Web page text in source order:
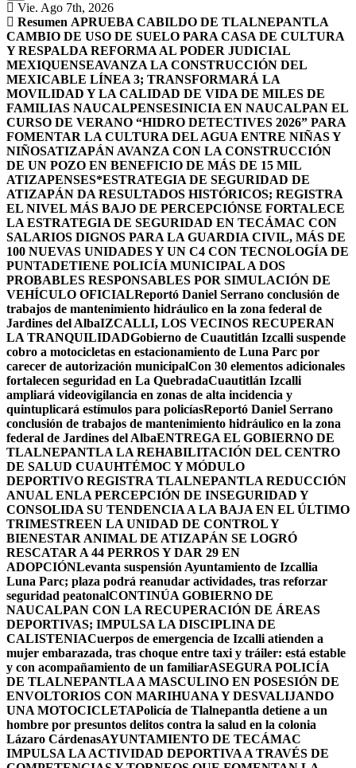
Vie. Ago 7th, 2026
Resumen APRUEBA CABILDO DE TLALNEPANTLA
CAMBIO DE USO DE SUELO PARA CASA DE CULTURA
Y RESPALDA REFORMA AL PODER JUDICIAL
MEXIQUENSEAVANZA LA CONSTRUCCIÓN DEL
MEXICABLE LÍNEA 3; TRANSFORMARÁ LA
MOVILIDAD Y LA CALIDAD DE VIDA DE MILES DE
FAMILIAS NAUCALPENSESINICIA EN NAUCALPAN EL
CURSO DE VERANO “HIDRO DETECTIVES 2026” PARA
FOMENTAR LA CULTURA DEL AGUA ENTRE NIÑAS Y
NIÑOSATIZAPÁN AVANZA CON LA CONSTRUCCIÓN
DE UN POZO EN BENEFICIO DE MÁS DE 15 MIL
ATIZAPENSES*ESTRATEGIA DE SEGURIDAD DE
ATIZAPÁN DA RESULTADOS HISTÓRICOS; REGISTRA
EL NIVEL MÁS BAJO DE PERCEPCIÓNSE FORTALECE
LA ESTRATEGIA DE SEGURIDAD EN TECÁMAC CON
SALARIOS DIGNOS PARA LA GUARDIA CIVIL, MÁS DE
100 NUEVAS UNIDADES Y UN C4 CON TECNOLOGÍA DE
PUNTADETIENE POLICÍA MUNICIPAL A DOS
PROBABLES RESPONSABLES POR SIMULACIÓN DE
VEHÍCULO OFICIALReportó Daniel Serrano conclusión de
trabajos de mantenimiento hidráulico en la zona federal de
Jardines del AlbaIZCALLI, LOS VECINOS RECUPERAN
LA TRANQUILIDADGobierno de Cuautitlán Izcalli suspende
cobro a motocicletas en estacionamiento de Luna Parc por
carecer de autorización municipalCon 30 elementos adicionales
fortalecen seguridad en La QuebradaCuautitlán Izcalli
ampliará videovigilancia en zonas de alta incidencia y
quintuplicará estímulos para policíasReportó Daniel Serrano
conclusión de trabajos de mantenimiento hidráulico en la zona
federal de Jardines del AlbaENTREGA EL GOBIERNO DE
TLALNEPANTLA LA REHABILITACIÓN DEL CENTRO
DE SALUD CUAUHTÉMOC Y MÓDULO
DEPORTIVO REGISTRA TLALNEPANTLA REDUCCIÓN
ANUAL ENLA PERCEPCIÓN DE INSEGURIDAD Y
CONSOLIDA SU TENDENCIA A LA BAJA EN EL ÚLTIMO
TRIMESTREEN LA UNIDAD DE CONTROL Y
BIENESTAR ANIMAL DE ATIZAPÁN SE LOGRÓ
RESCATAR A 44 PERROS Y DAR 29 EN
ADOPCIÓNLevanta suspensión Ayuntamiento de Izcallia
Luna Parc; plaza podrá reanudar actividades, tras reforzar
seguridad peatonalCONTINÚA GOBIERNO DE
NAUCALPAN CON LA RECUPERACIÓN DE ÁREAS
DEPORTIVAS; IMPULSA LA DISCIPLINA DE
CALISTENIACuerpos de emergencia de Izcalli atienden a
mujer embarazada, tras choque entre taxi y tráiler: está estable
y con acompañamiento de un familiarASEGURA POLICÍA
DE TLALNEPANTLA A MASCULINO EN POSESIÓN DE
ENVOLTORIOS CON MARIHUANA Y DESVALIJANDO
UNA MOTOCICLETAPolicía de Tlalnepantla detiene a un
hombre por presuntos delitos contra la salud en la colonia
Lázaro CárdenasAYUNTAMIENTO DE TECÁMAC
IMPULSA LA ACTIVIDAD DEPORTIVA A TRAVÉS DE